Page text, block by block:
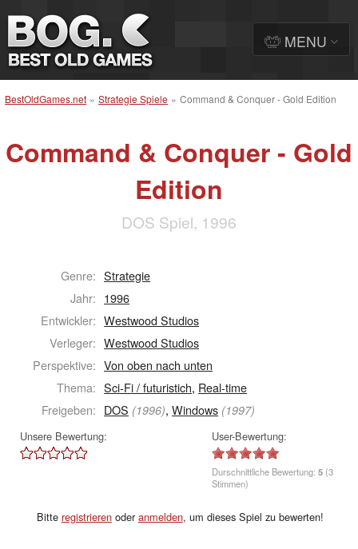
BestOldGames.net » Strategie Spiele » Command & Conquer - Gold Edition
Command & Conquer - Gold
Edition
DOS Spiel, 1996
Genre: Strategie
Jahr: 1996
Entwickler: Westwood Studios
Verleger: Westwood Studios
Perspektive: Von oben nach unten
Thema: Sci-Fi / futuristich, Real-time
Freigeben: DOS (1996),Windows (1997)
Unsere Bewertung: User-Bewertung:
Durschnittliche Bewertung:5 (3
Stimmen)
Bitte registrierenoderanmelden, um dieses Spiel zu bewerten!
MENU